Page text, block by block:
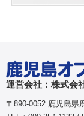
運営会社：株式会
〒890-0052 鹿児島県